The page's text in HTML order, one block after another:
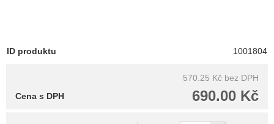
ID produktu 1001804
570.25 Kč bez DPH
690.00 Kč
Cena s DPH